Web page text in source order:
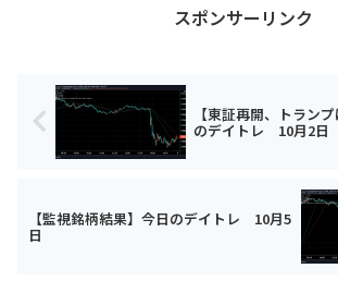
スポンサーリンク
【東証再開、トラン
のデイトレ 10月2日
【監視銘柄結果】今日のデイトレ 10月5
日